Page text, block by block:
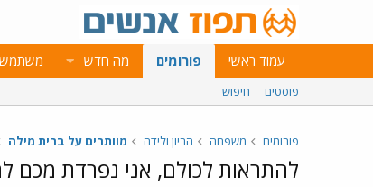
עמוד ראשי פורומים מה חדש
פוסטים חיפוש
פורומים משפחה הריון ולידה מוותרים על ברית מילה
להתראות לכולם, אני נפרדת מכם